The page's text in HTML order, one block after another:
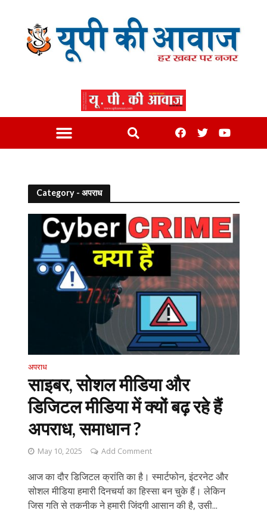
Category - अपराध
अपराध
साइबर, सोशल मीडिया और
डिजिटल मीडिया में क्यों बढ़ रहे हैं
अपराध, समाधान ?
May 10, 2025 Add Comment
आज का दौर डिजिटल क्रांति का है। स्मार्टफोन, इंटरनेट और
सोशल मीडिया हमारी दिनचर्या का हिस्सा बन चुके हैं। लेकिन
जिस गति से तकनीक ने हमारी जिंदगी आसान की है, उसी...